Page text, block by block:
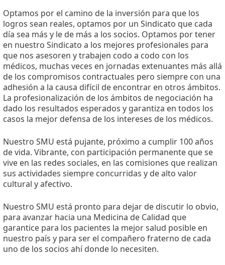
Optamos por el camino de la inversión para que los
logros sean reales, optamos por un Sindicato que cada
día sea más y le de más a los socios. Optamos por tener
en nuestro Sindicato a los mejores profesionales para
que nos asesoren y trabajen codo a codo con los
médicos, muchas veces en jornadas extenuantes más allá
de los compromisos contractuales pero siempre con una
adhesión a la causa difícil de encontrar en otros ámbitos.
La profesionalización de los ámbitos de negociación ha
dado los resultados esperados y garantiza en todos los
casos la mejor defensa de los intereses de los médicos.
Nuestro SMU está pujante, próximo a cumplir 100 años
de vida. Vibrante, con participación permanente que se
vive en las redes sociales, en las comisiones que realizan
sus actividades siempre concurridas y de alto valor
cultural y afectivo.
Nuestro SMU está pronto para dejar de discutir lo obvio,
para avanzar hacia una Medicina de Calidad que
garantice para los pacientes la mejor salud posible en
nuestro país y para ser el compañero fraterno de cada
uno de los socios ahí donde lo necesiten.